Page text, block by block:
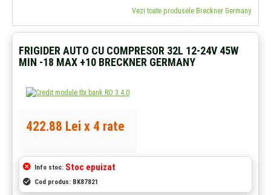
Vezi toate produsele Breckner Germany
FRIGIDER AUTO CU COMPRESOR 32L 12-24V 45W
MIN -18 MAX +10 BRECKNER GERMANY
Info stoc: Stoc epuizat
Cod produs: BK87821
422.88 Lei x 4 rate